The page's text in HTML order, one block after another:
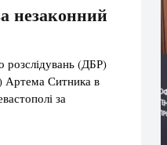
незаконний
розслідувань (ДБР)
Артема Ситника в
за